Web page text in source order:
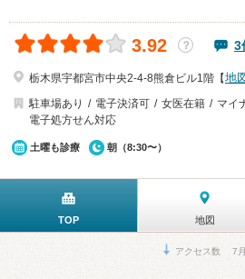
3.92 ？ 3
栃木県宇都宮市中央2-4-8熊倉ビル1階【地
駐車場あり
電子決済可 女医在籍
マイ
電子処方せん対応
土曜も診療 朝（8:30〜）
TOP 地図
アクセス数 7月